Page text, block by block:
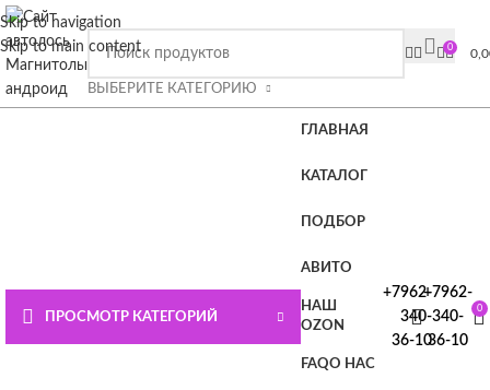
Skip to navigation
Skip to main content
ВЫБЕРИТЕ КАТЕГОРИЮ
0
ПРОСМОТР КАТЕГОРИЙ
ГЛАВНАЯ
КАТАЛОГ
ПОДБОР
АВИТО
НАШ
OZON
FAQО НАС
+7962-
340-
36-10
+7962-
340-
36-10
0
ВНИМАНИЕ СЮДА!!!! При покупке магнитолы Плюс или
Премиум лицензия в подарок.
странице или нажмите СЮДА